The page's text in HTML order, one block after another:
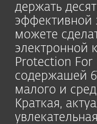
держать
эффективной
можете
электронной
Protection For
содержашей
малого и
Краткая,